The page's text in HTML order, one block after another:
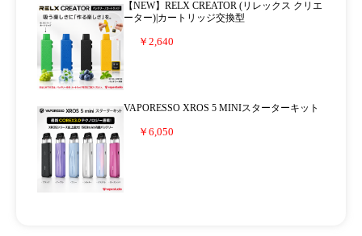
【NEW】RELX CREATOR (リレックス クリエ
ーター)|カートリッジ交換型
￥2,640
VAPORESSO XROS 5 MINIスターターキット
￥6,050